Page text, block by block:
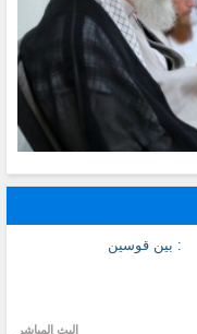
: بين قوسين
البث المباشر